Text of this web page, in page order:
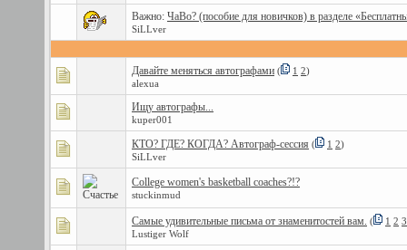
Важно: ЧаВо? (пособие для новичков) в разделе
SiLLver
Давайте меняться автографами ( 1 2)
alexua
Ищу автографы...
kuper001
КТО? ГДЕ? КОГДА? Автограф-сессия ( 1 2)
SiLLver
College women's basketball coaches?!?
stuckinmud
Самые удивительные письма от знаменитостей вам. ( 1 2 3
Lustiger Wolf